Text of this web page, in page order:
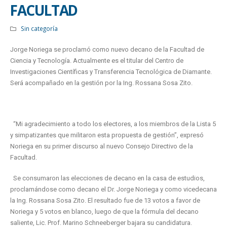
FACULTAD
Sin categoría
Jorge Noriega se proclamó como nuevo decano de la Facultad de
Ciencia y Tecnología. Actualmente es el titular del Centro de
Investigaciones Científicas y Transferencia Tecnológica de Diamante.
Será acompañado en la gestión por la Ing. Rossana Sosa Zito.
“Mi agradecimiento a todo los electores, a los miembros de la Lista 5
y simpatizantes que militaron esta propuesta de gestión”, expresó
Noriega en su primer discurso al nuevo Consejo Directivo de la
Facultad.
Se consumaron las elecciones de decano en la casa de estudios,
proclamándose como decano el Dr. Jorge Noriega y como vicedecana
la Ing. Rossana Sosa Zito. El resultado fue de 13 votos a favor de
Noriega y 5 votos en blanco, luego de que la fórmula del decano
saliente, Lic. Prof. Marino Schneeberger bajara su candidatura.